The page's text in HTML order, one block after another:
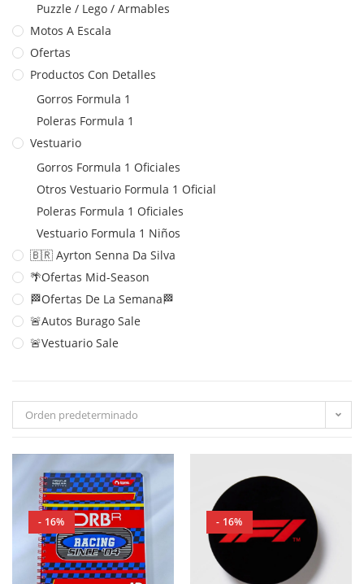
Puzzle / Lego / Armables
Motos A Escala
Ofertas
Productos Con Detalles
Gorros Formula 1
Poleras Formula 1
Vestuario
Gorros Formula 1 Oficiales
Otros Vestuario Formula 1 Oficial
Poleras Formula 1 Oficiales
Vestuario Formula 1 Niños
🇧🇷 Ayrton Senna Da Silva
🌴Ofertas Mid-Season
🏁Ofertas De La Semana🏁
🚨Autos Burago Sale
🚨Vestuario Sale
Orden predeterminado
- 16% - 16%